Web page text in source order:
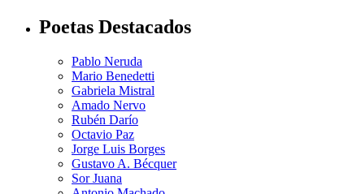
Poetas Destacados
Pablo Neruda
Mario Benedetti
Gabriela Mistral
Amado Nervo
Rubén Darío
Octavio Paz
Jorge Luis Borges
Gustavo A. Bécquer
Sor Juana